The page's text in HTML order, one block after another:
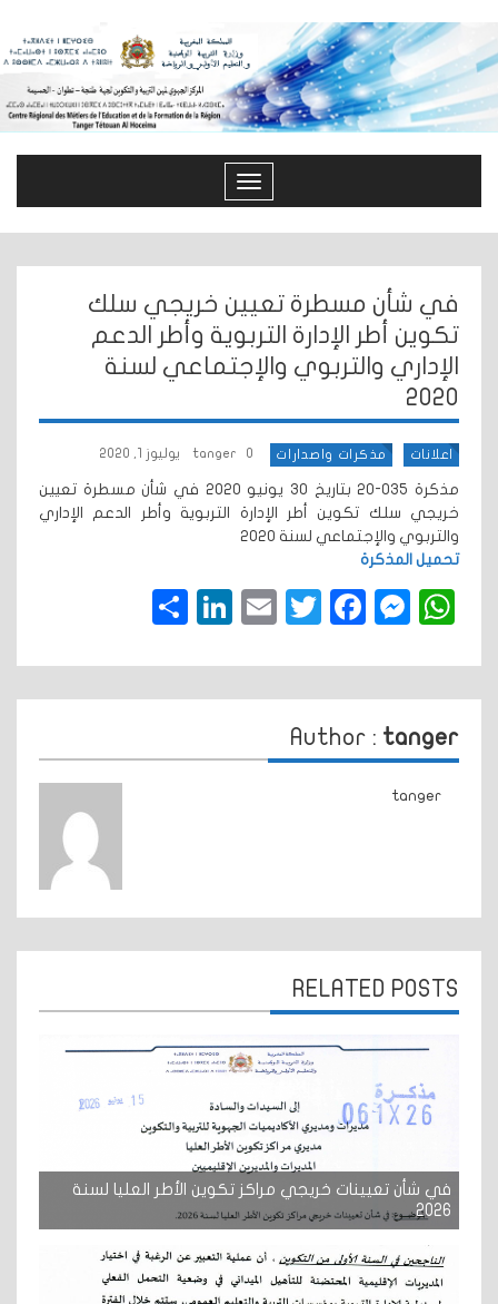
Toggle
navigation
في شأن مسطرة تعيين خريجي سلك
تكوين أطر الإدارة التربوية وأطر الدعم
الإداري والتربوي والإجتماعي لسنة
2020
اعلانات مذكرات واصدارات 0
tanger يوليوز 1, 2020
مذكرة 035-20 بتاريخ 30 يونيو 2020 في شأن مسطرة تعيين
خريجي سلك تكوين أطر الإدارة التربوية وأطر الدعم الإداري
والتربوي والإجتماعي لسنة 2020
تحميل المذكرة
WhatsApp
Messenger
Facebook
Twitter
Email
LinkedIn
Author : tanger
tanger
RELATED POSTS
في شأن تعيينات خريجي مراكز تكوين الأطر العليا لسنة
2026